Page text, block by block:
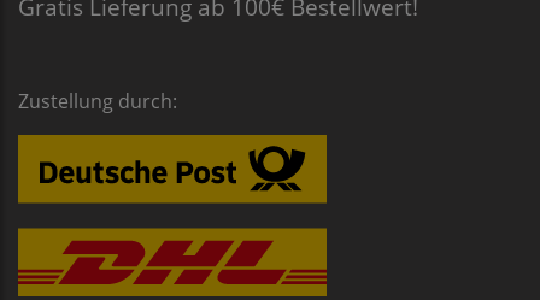
Gratis Lieferung ab 100€ Bestellwert!
Zustellung durch: